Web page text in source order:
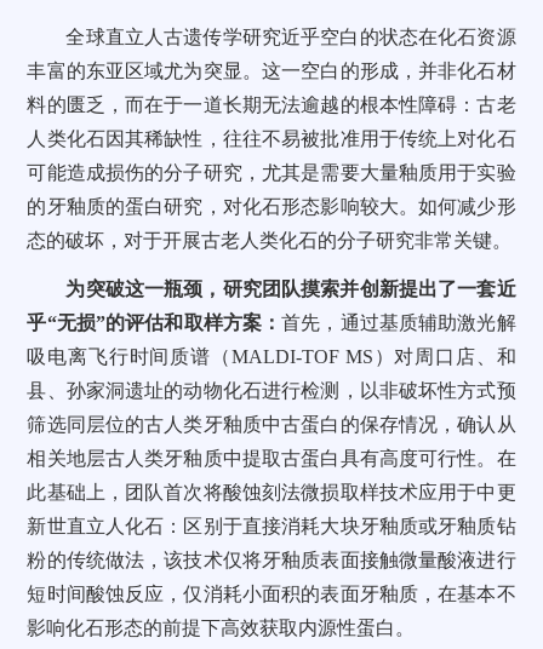
全球直立人古遗传学研究近乎空白的状态在化石资源
丰富的东亚区域尤为突显。这一空白的形成，并非化石材
料的匮乏，而在于一道长期无法逾越的根本性障碍：古老
人类化石因其稀缺性，往往不易被批准用于传统上对化石
可能造成损伤的分子研究，尤其是需要大量釉质用于实验
的牙釉质的蛋白研究，对化石形态影响较大。如何减少形
态的破坏，对于开展古老人类化石的分子研究非常关键。
为突破这一瓶颈，研究团队摸索并创新提出了一套近
乎“无损”的评估和取样方案：首先，通过基质辅助激光解
吸电离飞行时间质谱（MALDI-TOF MS）对周口店、和
县、孙家洞遗址的动物化石进行检测，以非破坏性方式预
筛选同层位的古人类牙釉质中古蛋白的保存情况，确认从
相关地层古人类牙釉质中提取古蛋白具有高度可行性。在
此基础上，团队首次将酸蚀刻法微损取样技术应用于中更
新世直立人化石：区别于直接消耗大块牙釉质或牙釉质钻
粉的传统做法，该技术仅将牙釉质表面接触微量酸液进行
短时间酸蚀反应，仅消耗小面积的表面牙釉质，在基本不
影响化石形态的前提下高效获取内源性蛋白。